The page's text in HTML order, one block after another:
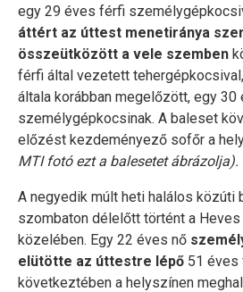
egy 29 éves férfi
áttért az úttest menetiránya
összeütközött a vele szemben
férfi által vezetett
általa korábban megelőzött, egy
személygépkocsinak. A baleset
előzést kezdeményező sofőr a
MTI fotó ezt a balesetet ábrázolja).
A negyedik múlt heti halálos közúti
szombaton délelőtt történt a
közelében. Egy 22 éves nő
elütötte az úttestre lépő 51 éves
következtében a helyszínen